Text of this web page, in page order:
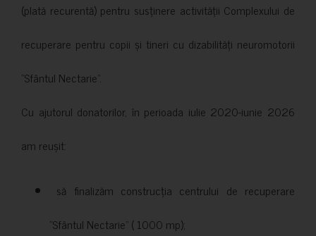
(plată recurentă) pentru susținere activității Complexului de
recuperare pentru copii și tineri cu dizabilități neuromotorii
”Sfântul Nectarie”.
Cu ajutorul donatorilor, în perioada iulie 2020-iunie 2026
am reușit:
să finalizăm construcția centrului de recuperare
”Sfântul Nectarie” ( 1000 mp);